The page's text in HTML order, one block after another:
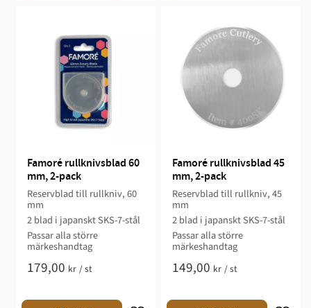
Famoré rullknivsblad 60
mm, 2-pack
Reservblad till rullkniv, 60
mm
2 blad i japanskt SKS-7-stål
Passar alla större
märkeshandtag
179,00 kr /st
Famoré rullknivsblad 45
mm, 2-pack
Reservblad till rullkniv, 45
mm
2 blad i japanskt SKS-7-stål
Passar alla större
märkeshandtag
149,00 kr /st